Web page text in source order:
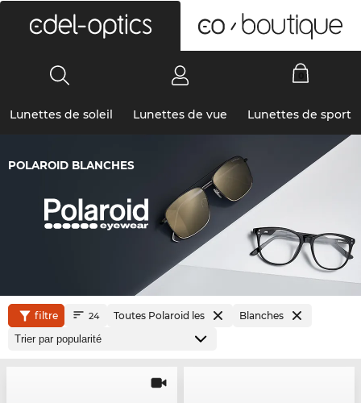
Lunettes de soleil Lunettes de vue Lunettes de sport
POLAROID BLANCHES
filtre 24 Toutes Polaroid les Blanches